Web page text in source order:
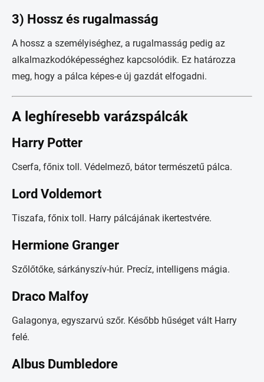
3) Hossz és rugalmasság
A hossz a személyiséghez, a rugalmasság pedig az
alkalmazkodóképességhez kapcsolódik. Ez határozza
meg, hogy a pálca képes-e új gazdát elfogadni.
A leghíresebb varázspálcák
Harry Potter
Cserfa, főnix toll. Védelmező, bátor természetű pálca.
Lord Voldemort
Tiszafa, főnix toll. Harry pálcájának ikertestvére.
Hermione Granger
Szőlőtőke, sárkányszív-húr. Precíz, intelligens mágia.
Draco Malfoy
Galagonya, egyszarvú szőr. Később hűséget vált Harry
felé.
Albus Dumbledore